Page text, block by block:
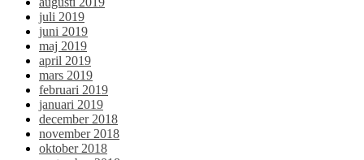
juli 2019
juni 2019
maj 2019
april 2019
mars 2019
februari 2019
januari 2019
december 2018
november 2018
oktober 2018